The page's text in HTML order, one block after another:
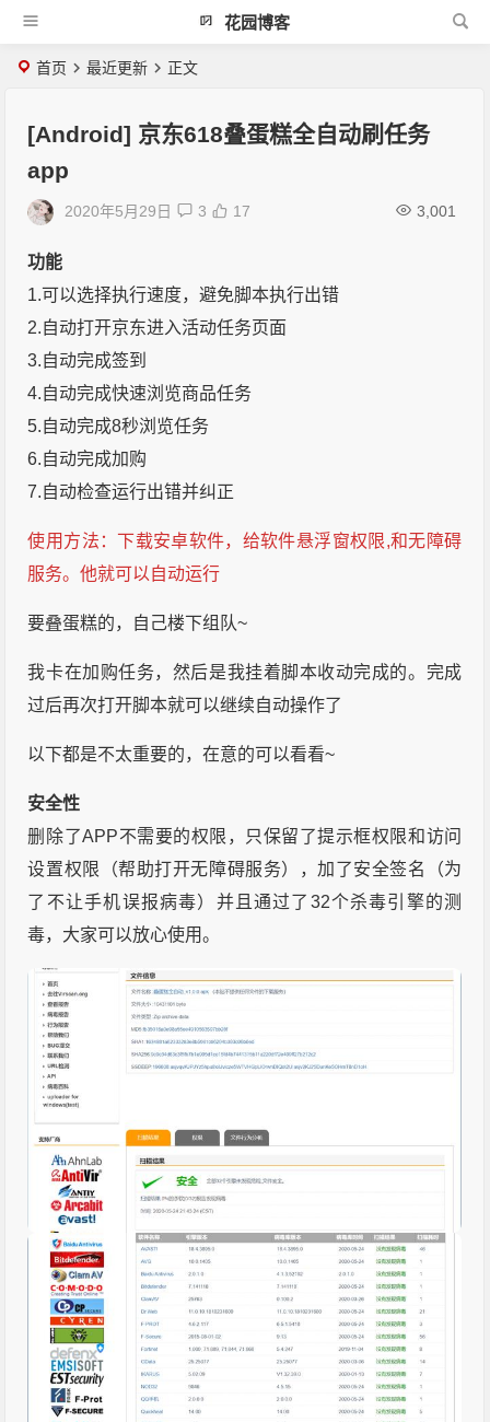
花园博客
首页 最近更新 正文
[Android] 京东618叠蛋糕全自动刷任务
app
2020年5月29日 3 3,001
17
功能
1.可以选择执行速度，避免脚本执行出错
2.自动打开京东进入活动任务页面
3.自动完成签到
4.自动完成快速浏览商品任务
5.自动完成8秒浏览任务
6.自动完成加购
7.自动检查运行出错并纠正
使用方法：下载安卓软件，给软件悬浮窗权限,和无障碍
服务。他就可以自动运行
要叠蛋糕的，自己楼下组队~
我卡在加购任务，然后是我挂着脚本收动完成的。完成
过后再次打开脚本就可以继续自动操作了
以下都是不太重要的，在意的可以看看~
安全性
删除了APP不需要的权限，只保留了提示框权限和访问
设置权限（帮助打开无障碍服务），加了安全签名（为
了不让手机误报病毒）并且通过了32个杀毒引擎的测
毒，大家可以放心使用。